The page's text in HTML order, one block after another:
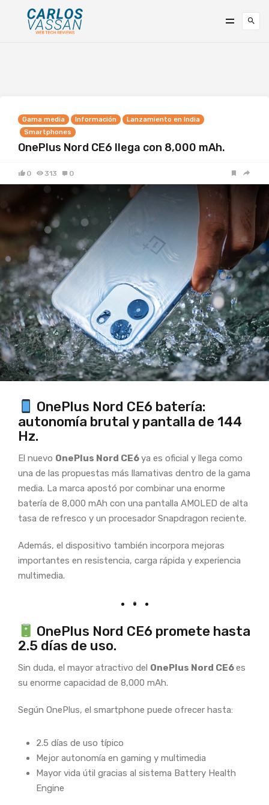
Gama media Información
Lanzamiento en India
Smartphones
OnePlus Nord CE6 llega con 8,000 mAh.
0 313 0
OnePlus Nord CE6 batería:
autonomía brutal y pantalla de 144
Hz.
El nuevo OnePlus Nord CE6ya es oficial y llega como
una de las propuestas más llamativas dentro de la gama
media. La marca apostó por combinar una enorme
batería de 8,000 mAh con una pantalla AMOLED de alta
tasa de refresco y un procesador Snapdragon reciente.
Además, el dispositivo también incorpora mejoras
importantes en resistencia, carga rápida y experiencia
multimedia.
OnePlus Nord CE6 promete hasta
2.5 días de uso.
Sin duda, el mayor atractivo del OnePlus Nord CE6es
su enorme capacidad de 8,000 mAh.
Según OnePlus, el smartphone puede ofrecer hasta:
2.5 días de uso típico
Mejor autonomía en gaming y multimedia
Mayor vida útil gracias al sistema Battery Health
Engine